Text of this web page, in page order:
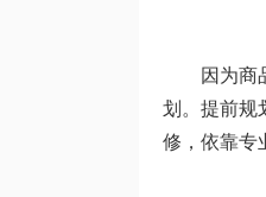
因为商
划。提前规
修，依靠专